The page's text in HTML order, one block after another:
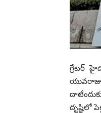
గ్రేట‌ర్
యువ‌రాజు
దృష్టిలో